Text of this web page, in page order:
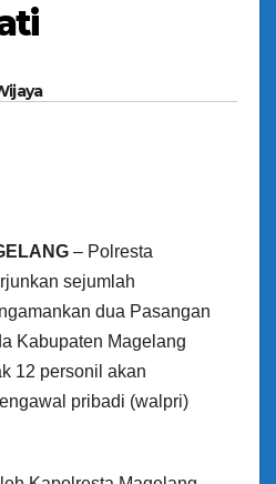
– Polresta
sejumlah
dua Pasangan
Kabupaten Magelang
12 personil akan
pribadi (walpri)